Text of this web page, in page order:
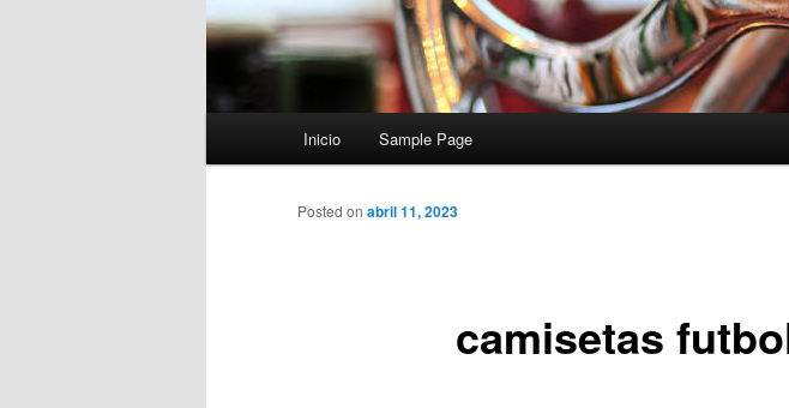
Inicio Sample Page
camisetas
Posted on abril 11, 2023